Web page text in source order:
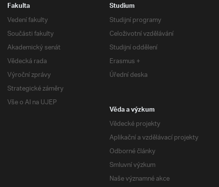
Fakulta
Vedení fakulty
Součásti fakulty
Akademický senát
Vědecká rada
Výroční zprávy
Strategické záměry
Vše o AI na UJEP
Studium
Studijní programy
Celoživotní vzdělávání
Studijní oddělení
Erasmus +
Úřední deska
Věda a výzkum
Vědecké projekty
Aplikační a vzdělávací projekty
Odborné články
Smluvní výzkum
Naše významné akce